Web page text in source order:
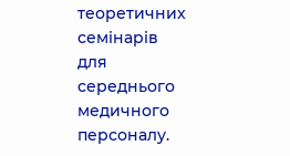
теоретичних
семінарів
для
середнього
медичного
персоналу.